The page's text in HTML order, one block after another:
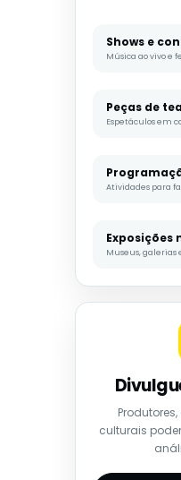
Shows e
Música ao vivo e
Peças de
Espetáculos em
Atividades para
Exposições
Museus, galerias
culturais